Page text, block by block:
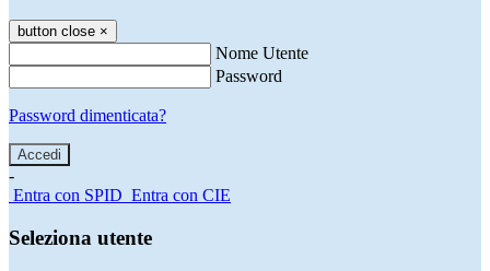
button close ×
Nome Utente
Password
Password dimenticata?
-
Entra con SPID Entra con CIE
Seleziona utente